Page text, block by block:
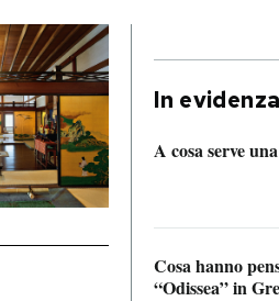
In evidenza
A cosa serve
Cosa hanno
“Odissea” in